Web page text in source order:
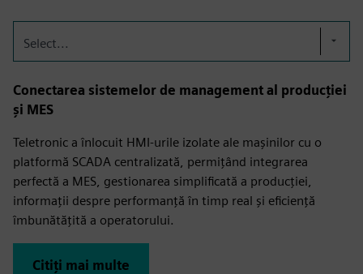
Select...
Conectarea sistemelor de management al producției
și MES
Teletronic a înlocuit HMI-urile izolate ale mașinilor cu o
platformă SCADA centralizată, permițând integrarea
perfectă a MES, gestionarea simplificată a producției,
informații despre performanță în timp real și eficiență
îmbunătățită a operatorului.
Citiți mai multe